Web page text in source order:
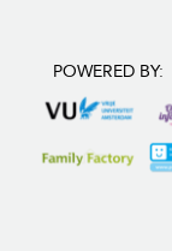
POWERED BY: